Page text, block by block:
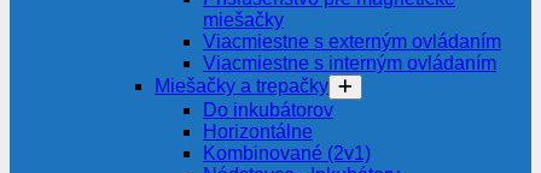
miešačky
Viacmiestne s externým ovládaním
Viacmiestne s interným ovládaním
Miešačky a trepačky
Do inkubátorov
Horizontálne
Kombinované (2v1)